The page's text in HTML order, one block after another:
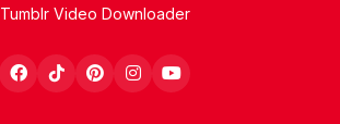
Tumblr Video Downloader